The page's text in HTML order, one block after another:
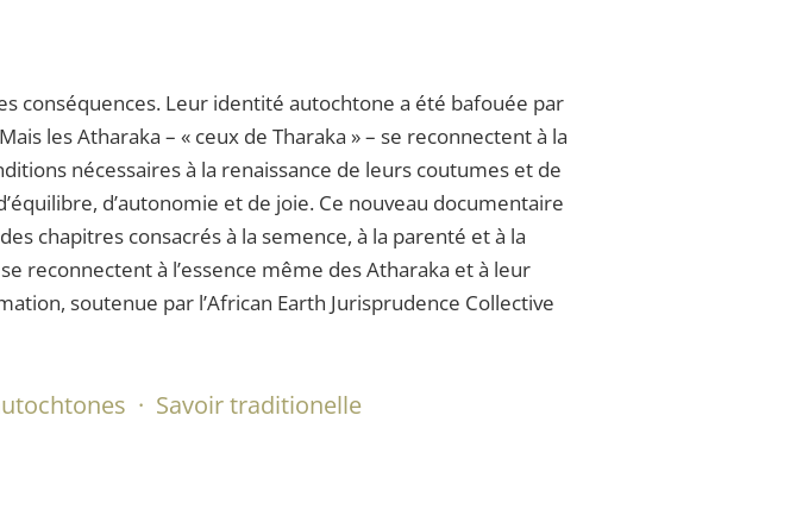
conséquences. Leur identité autochtone a été bafouée par
les Atharaka – « ceux de Tharaka » – se reconnectent à la
nécessaires à la renaissance de leurs coutumes et de
d’autonomie et de joie. Ce nouveau documentaire
chapitres consacrés à la semence, à la parenté et à la
reconnectent à l’essence même des Atharaka et à leur
soutenue par l’African Earth Jurisprudence Collective
· Savoir traditionelle